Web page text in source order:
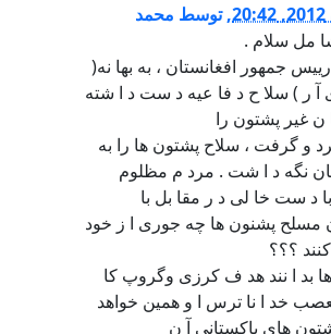
,توسط محمد
مل سلام .
جمهور افغانستان ، به بها نه(
ر ) سلا ح د فا عیه د ست د ا شته
ن غیر پشتون را
و گرفت ، سلاح پشتون ها را به
نگه د ا شت . مرد م مظلوم
د ست خا لی د ر مقا بل با
مسلح پشنون ها چه جوری ا ز خود
؟؟؟
بد ا نند هد ف کرزی وگروپ کا
خد ا نا ترس ا و همین خواهد
های پاکستانی آ ن